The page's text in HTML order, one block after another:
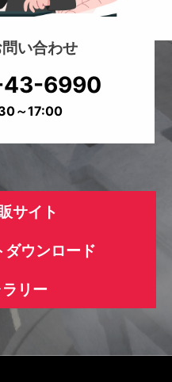
い合わせ
43-6990
～17:00
サイト
ウンロード
リー